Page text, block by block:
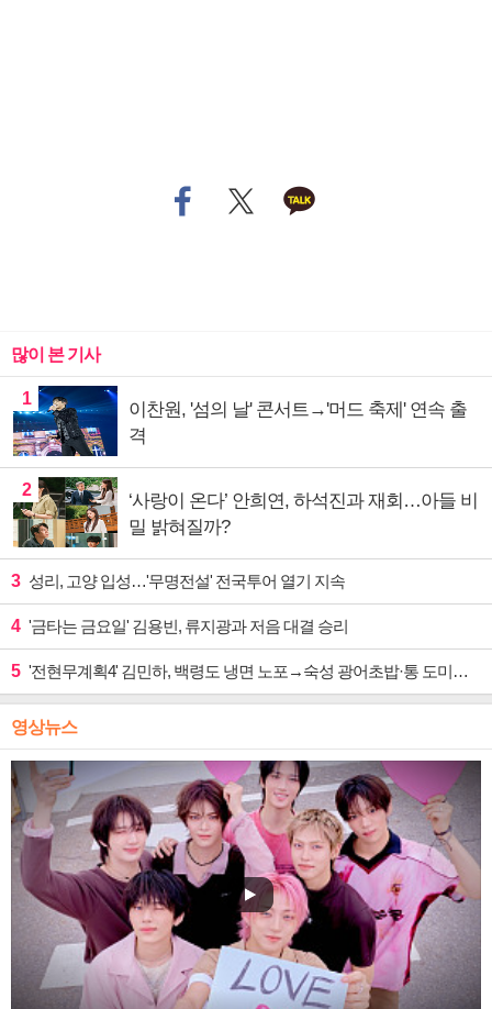
많이 본 기사
1
이찬원, '섬의 날' 콘서트→'머드 축제' 연속 출
격
2
‘사랑이 온다’ 안희연, 하석진과 재회…아들 비
밀 밝혀질까?
3 성리, 고양 입성…'무명전설' 전국투어 열기 지속
4 '금타는 금요일' 김용빈, 류지광과 저음 대결 승리
5 '전현무계획4' 김민하, 백령도 냉면 노포→숙성 광어초밥·통 도미찜 맛집 탐방
영상뉴스